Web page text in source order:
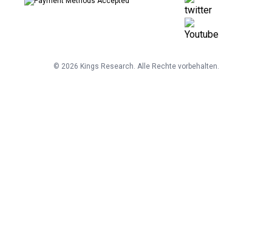
© 2026 Kings Research. Alle Rechte vorbehalten.